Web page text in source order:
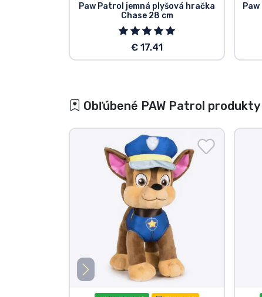
Paw Patrol jemná plyšová hračka
Chase 28 cm
€ 17.41
Obľúbené PAW Patrol produkty